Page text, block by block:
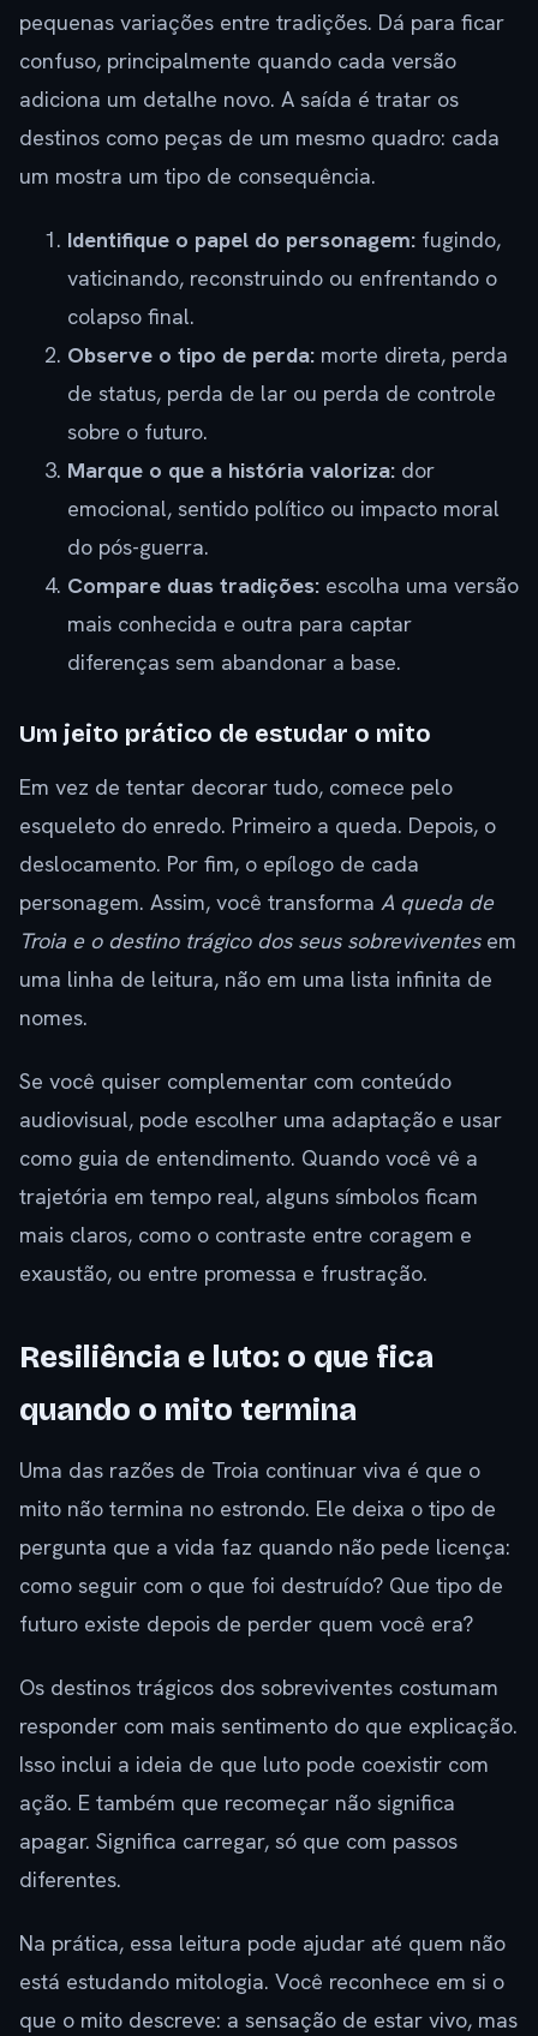
pequenas variações entre tradições. Dá para ficar
confuso, principalmente quando cada versão
adiciona um detalhe novo. A saída é tratar os
destinos como peças de um mesmo quadro: cada
um mostra um tipo de consequência.
Identifique o papel do personagem: fugindo,
vaticinando, reconstruindo ou enfrentando o
colapso final.
Observe o tipo de perda: morte direta, perda
de status, perda de lar ou perda de controle
sobre o futuro.
Marque o que a história valoriza: dor
emocional, sentido político ou impacto moral
do pós-guerra.
Compare duas tradições: escolha uma versão
mais conhecida e outra para captar
diferenças sem abandonar a base.
Um jeito prático de estudar o mito
Em vez de tentar decorar tudo, comece pelo
esqueleto do enredo. Primeiro a queda. Depois, o
deslocamento. Por fim, o epílogo de cada
personagem. Assim, você transforma A queda de
Troia e o destino trágico dos seus sobreviventesem
uma linha de leitura, não em uma lista infinita de
nomes.
Se você quiser complementar com conteúdo
audiovisual, pode escolher uma adaptação e usar
como guia de entendimento. Quando você vê a
trajetória em tempo real, alguns símbolos ficam
mais claros, como o contraste entre coragem e
exaustão, ou entre promessa e frustração.
Resiliência e luto: o que fica
quando o mito termina
Uma das razões de Troia continuar viva é que o
mito não termina no estrondo. Ele deixa o tipo de
pergunta que a vida faz quando não pede licença:
como seguir com o que foi destruído? Que tipo de
futuro existe depois de perder quem você era?
Os destinos trágicos dos sobreviventes costumam
responder com mais sentimento do que explicação.
Isso inclui a ideia de que luto pode coexistir com
ação. E também que recomeçar não significa
apagar. Significa carregar, só que com passos
diferentes.
Na prática, essa leitura pode ajudar até quem não
está estudando mitologia. Você reconhece em si o
que o mito descreve: a sensação de estar vivo, mas